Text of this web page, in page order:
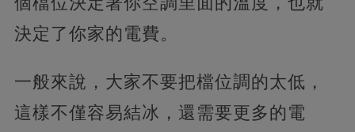
決定了你家的電費。
一般來說，大家不要把檔位調的太低，
這樣不僅容易結冰，還需要更多的電